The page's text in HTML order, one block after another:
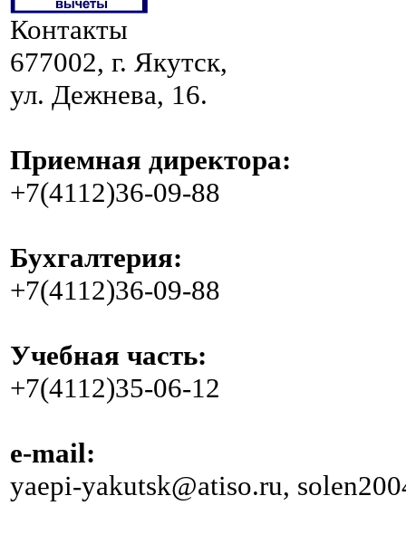
Контакты
677002, г. Якутск,
ул. Дежнева, 16.
Приемная директора:
+7(4112)36-09-88
Бухгалтерия:
+7(4112)36-09-88
Учебная часть:
+7(4112)35-06-12
e-mail:
yaepi-yakutsk@atiso.ru,